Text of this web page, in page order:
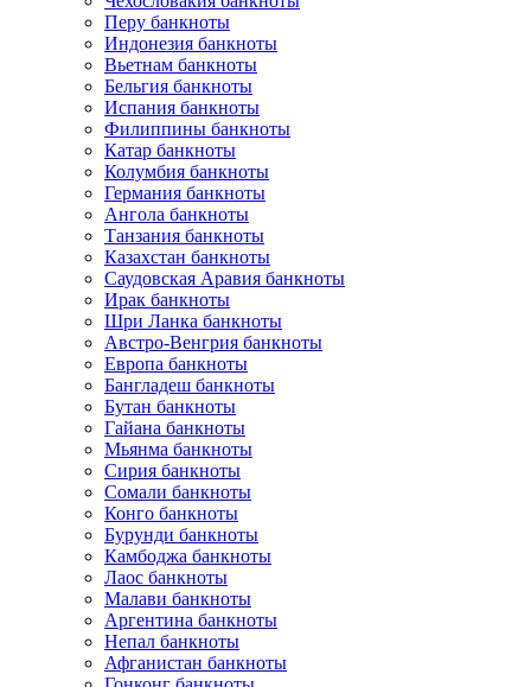
Перу банкноты
Индонезия банкноты
Вьетнам банкноты
Бельгия банкноты
Испания банкноты
Филиппины банкноты
Катар банкноты
Колумбия банкноты
Германия банкноты
Ангола банкноты
Танзания банкноты
Казахстан банкноты
Саудовская Аравия банкноты
Ирак банкноты
Шри Ланка банкноты
Австро-Венгрия банкноты
Европа банкноты
Бангладеш банкноты
Бутан банкноты
Гайана банкноты
Мьянма банкноты
Сирия банкноты
Сомали банкноты
Конго банкноты
Бурунди банкноты
Камбоджа банкноты
Лаос банкноты
Малави банкноты
Аргентина банкноты
Непал банкноты
Афганистан банкноты